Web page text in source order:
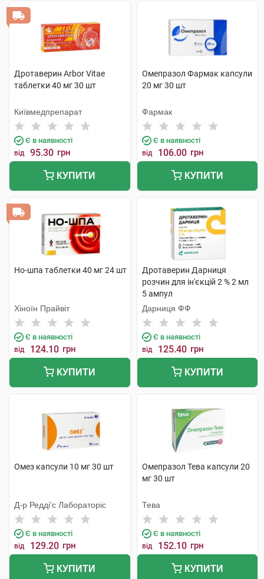
Дротаверин Arbor Vitae
таблетки 40 мг 30 шт
Київмедпрепарат
Є в наявності
від 95.30 грн
КУПИТИ
Омепразол Фармак капсули
20 мг 30 шт
Фармак
Є в наявності
від 106.00 грн
КУПИТИ
Но-шпа таблетки 40 мг 24 шт
Хіноїн Прайвіт
Є в наявності
від 124.10 грн
КУПИТИ
Дротаверин Дарниця
розчин для ін'єкцій 2 % 2 мл
5 ампул
Дарниця ФФ
Є в наявності
від 125.40 грн
КУПИТИ
Омез капсули 10 мг 30 шт
Д-р Редді'с Лабораторіс
Є в наявності
від 129.20 грн
КУПИТИ
Омепразол Тева капсули 20
мг 30 шт
Тева
Є в наявності
від 152.10 грн
КУПИТИ